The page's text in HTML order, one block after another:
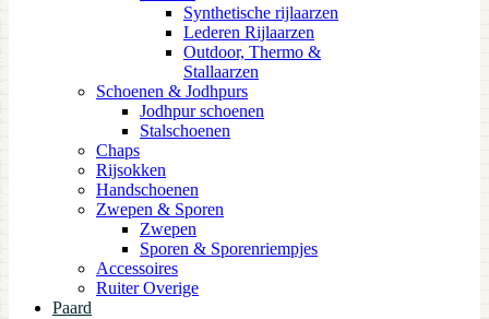
Synthetische rijlaarzen
Lederen Rijlaarzen
Outdoor, Thermo &
Stallaarzen
Schoenen & Jodhpurs
Jodhpur schoenen
Stalschoenen
Chaps
Rijsokken
Handschoenen
Zwepen & Sporen
Zwepen
Sporen & Sporenriempjes
Accessoires
Ruiter Overige
Paard